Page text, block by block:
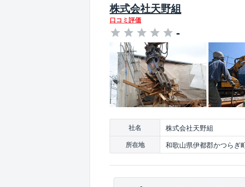
株式会社天野組
口コミ評価
-
社名 株式会社天野組
所在地 和歌山県伊都郡かつらぎ